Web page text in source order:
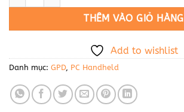
THÊM VÀO GIỎ HÀNG
Add to wishlist
Danh mục: GPD, PC Handheld